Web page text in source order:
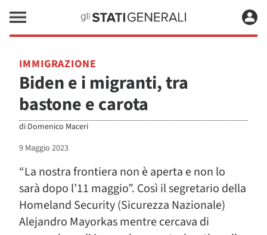
IMMIGRAZIONE
Biden e i migranti, tra
bastone e carota
di Domenico Maceri
9 Maggio 2023
“La nostra frontiera non è aperta e non lo
sarà dopo l’11 maggio”. Così il segretario della
Homeland Security (Sicurezza Nazionale)
Alejandro Mayorkas mentre cercava di